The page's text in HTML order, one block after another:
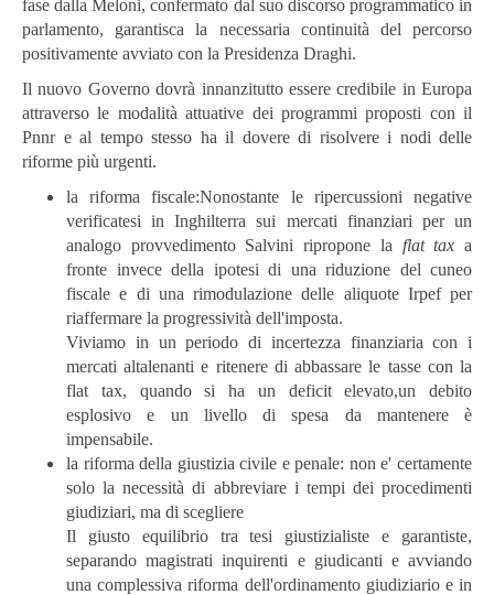
fase dalla Meloni, confermato dal suo discorso programmatico in
parlamento, garantisca la necessaria continuità del percorso
positivamente avviato con la Presidenza Draghi.
Il nuovo Governo dovrà innanzitutto essere credibile in Europa
attraverso le modalità attuative dei programmi proposti con il
Pnnr e al tempo stesso ha il dovere di risolvere i nodi delle
riforme più urgenti.
la riforma fiscale:Nonostante le ripercussioni negative
verificatesi in Inghilterra sui mercati finanziari per un
analogo provvedimento Salvini ripropone la flat tax a
fronte invece della ipotesi di una riduzione del cuneo
fiscale e di una rimodulazione delle aliquote Irpef per
riaffermare la progressività dell'imposta.
Viviamo in un periodo di incertezza finanziaria con i
mercati altalenanti e ritenere di abbassare le tasse con la
flat tax, quando si ha un deficit elevato,un debito
esplosivo e un livello di spesa da mantenere è
impensabile.
la riforma della giustizia civile e penale: non e' certamente
solo la necessità di abbreviare i tempi dei procedimenti
giudiziari, ma di scegliere
Il giusto equilibrio tra tesi giustizialiste e garantiste,
separando magistrati inquirenti e giudicanti e avviando
una complessiva riforma dell'ordinamento giudiziario e in